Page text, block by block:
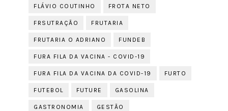
FLÁVIO COUTINHO FROTA NETO
FRSUTRAÇÃO FRUTARIA
FRUTARIA O ADRIANO FUNDEB
FURA FILA DA VACINA - COVID-19
FURA FILA DA VACINA DA COVID-19 FURTO
FUTEBOL FUTURE GASOLINA
GASTRONOMIA GESTÃO